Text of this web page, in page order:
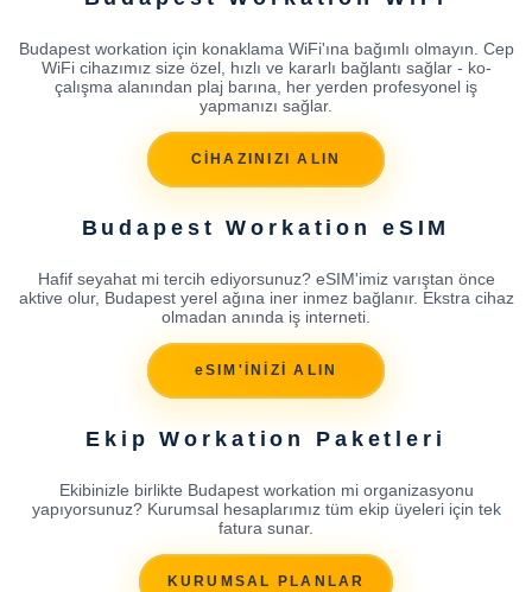
Budapest workation için konaklama WiFi'ına bağımlı olmayın. Cep
WiFi cihazımız size özel, hızlı ve kararlı bağlantı sağlar - ko-
çalışma alanından plaj barına, her yerden profesyonel iş
yapmanızı sağlar.
CİHAZINIZI ALIN
Budapest Workation eSIM
Hafif seyahat mi tercih ediyorsunuz? eSIM'imiz varıştan önce
aktive olur, Budapest yerel ağına iner inmez bağlanır. Ekstra cihaz
olmadan anında iş interneti.
eSIM'İNİZİ ALIN
Ekip Workation Paketleri
Ekibinizle birlikte Budapest workation mi organizasyonu
yapıyorsunuz? Kurumsal hesaplarımız tüm ekip üyeleri için tek
fatura sunar.
KURUMSAL PLANLAR